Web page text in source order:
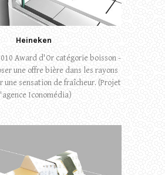
Heineken
Award d'Or catégorie boisson -
une offre bière dans les rayons
une sensation de fraîcheur. (Projet
Iconomédia)